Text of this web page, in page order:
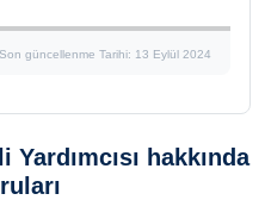
Son güncellenme Tarihi: 13 Eylül 2024
hakkında